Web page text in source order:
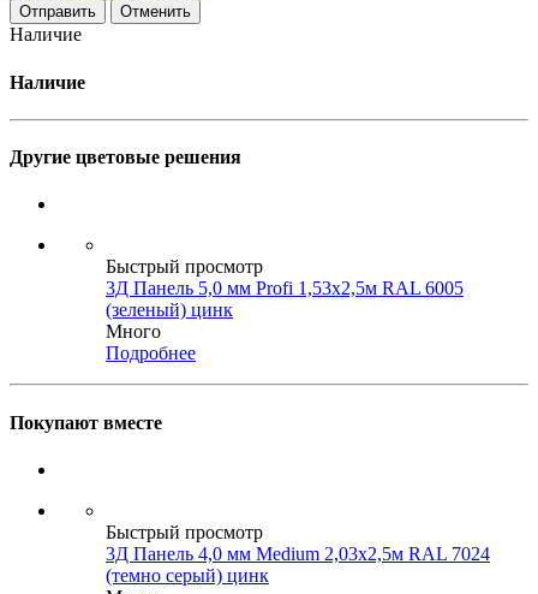
Отменить
Наличие
Наличие
Другие цветовые решения
Быстрый просмотр
3Д Панель 5,0 мм Profi 1,53х2,5м RAL 6005
(зеленый) цинк
Много
Подробнее
Покупают вместе
Быстрый просмотр
3Д Панель 4,0 мм Medium 2,03х2,5м RAL 7024
(темно серый) цинк